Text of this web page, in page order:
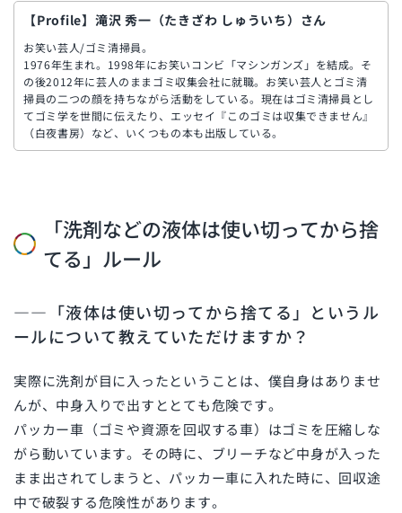
【Profile】滝沢 秀一（たきざわ しゅういち）さん
お笑い芸人/ゴミ清掃員。
1976年生まれ。1998年にお笑いコンビ「マシンガンズ」を結成。そ
の後2012年に芸人のままゴミ収集会社に就職。お笑い芸人とゴミ清
掃員の二つの顔を持ちながら活動をしている。現在はゴミ清掃員とし
てゴミ学を世間に伝えたり、エッセイ『このゴミは収集できません』
（白夜書房）など、いくつもの本も出版している。
「洗剤などの液体は使い切ってから捨
てる」ルール
――「液体は使い切ってから捨てる」というル
ールについて教えていただけますか？
実際に洗剤が目に入ったということは、僕自身はありませ
んが、中身入りで出すととても危険です。
パッカー車（ゴミや資源を回収する車）はゴミを圧縮しな
がら動いています。その時に、ブリーチなど中身が入った
まま出されてしまうと、パッカー車に入れた時に、回収途
中で破裂する危険性があります。